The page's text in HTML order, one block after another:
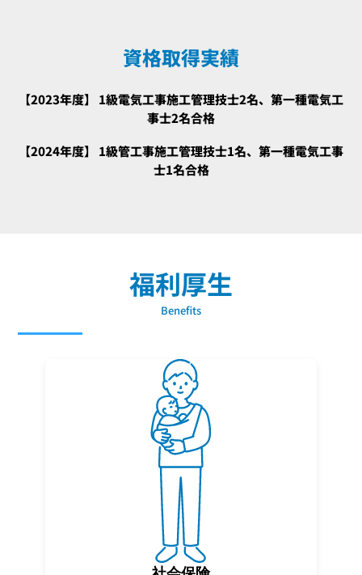
資格取得実績
【2023年度】 1級電気工事施工管理技士2名、第一種電気工
事士2名合格
【2024年度】 1級管工事施工管理技士1名、第一種電気工事
士1名合格
福利厚生
Benefits